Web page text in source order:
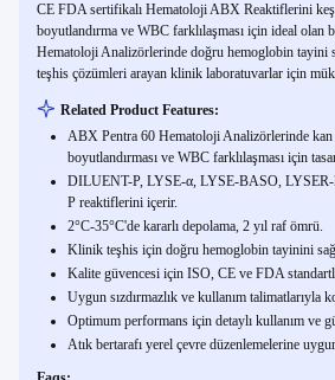
CE FDA sertifikalı Hematoloji ABX Reaktiflerini
boyutlandırma ve WBC farklılaşması için ideal
Hematoloji Analizörlerinde doğru hemoglobin tayini
teşhis çözümleri arayan klinik laboratuvarlar için
Related Product Features:
ABX Pentra 60 Hematoloji Analizörlerinde kan
boyutlandırması ve WBC farklılaşması için
DILUENT-P, LYSE-α, LYSE-BASO,
P reaktiflerini içerir.
2°C-35°C'de kararlı depolama, 2 yıl raf ömrü.
Klinik teşhis için doğru hemoglobin tayinini
Kalite güvencesi için ISO, CE ve FDA
Uygun sızdırmazlık ve kullanım talimatlarıyla
Optimum performans için detaylı kullanım ve
Atık bertarafı yerel çevre düzenlemelerine